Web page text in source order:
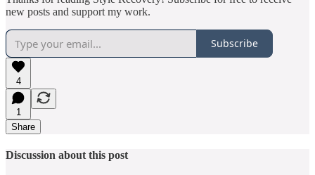
new posts and support my work.
Subscribe
4
1
Share
Discussion about this post